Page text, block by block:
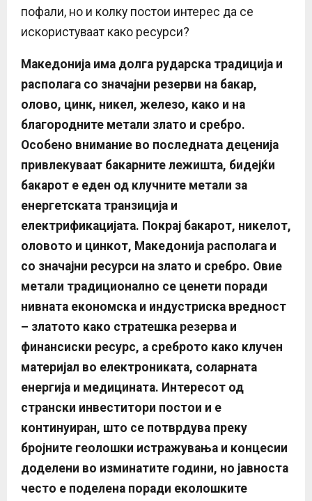
пофали, но и колку постои интерес да се
искористуваат како ресурси?
Македонија има долга рударска традиција и
располага со значајни резерви на бакар,
олово, цинк, никел, железо, како и на
благородните метали злато и сребро.
Особено внимание во последната деценија
привлекуваат бакарните лежишта, бидејќи
бакарот е еден од клучните метали за
енергетската транзиција и
електрификацијата. Покрај бакарот, никелот,
оловото и цинкот, Македонија располага и
со значајни ресурси на злато и сребро. Овие
метали традиционално се ценети поради
нивната економска и индустриска вредност
– златото како стратешка резервa и
финансиски ресурс, а среброто како клучен
материјал во електрониката, соларната
енергија и медицината. Интересот од
странски инвеститори постои и е
континуиран, што се потврдува преку
бројните геолошки истражувања и концесии
доделени во изминатите години, но јавноста
често е поделена поради еколошките